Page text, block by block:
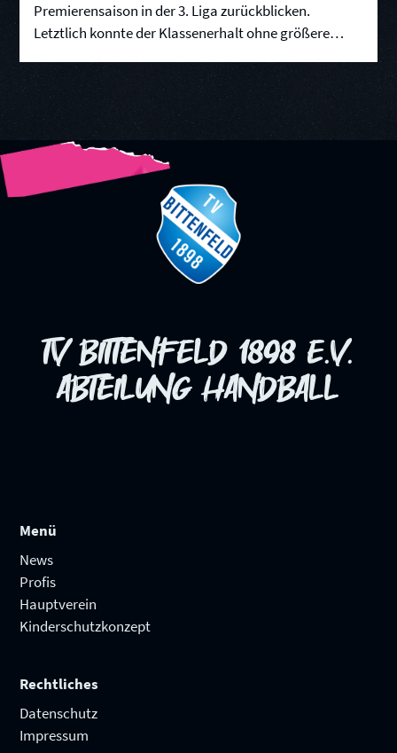
Premierensaison in der 3. Liga zurückblicken.
Letztlich konnte der Klassenerhalt ohne größere
als man es in der Vergangenheit gewohnt war, behielt
man die Nerven und schaffte es zudem, Talente in die
Mannschaft einzubauen.
TV Bittenfeld 1898 e.V.
Abteilung HAndball
Menü
News
Profis
Hauptverein
Kinderschutzkonzept
Rechtliches
Datenschutz
Impressum